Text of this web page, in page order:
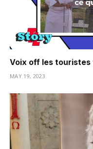
Voix off les touristes
MAY 19, 2023